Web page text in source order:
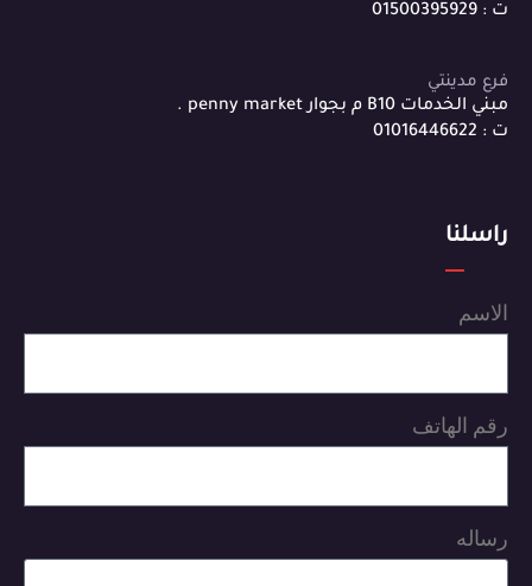
ت : 01500395929
فرع مدينتي
مبني الخدمات B10 م بجوار penny market .
ت : 01016446622
راسلنا
الاسم
رقم الهاتف
رساله